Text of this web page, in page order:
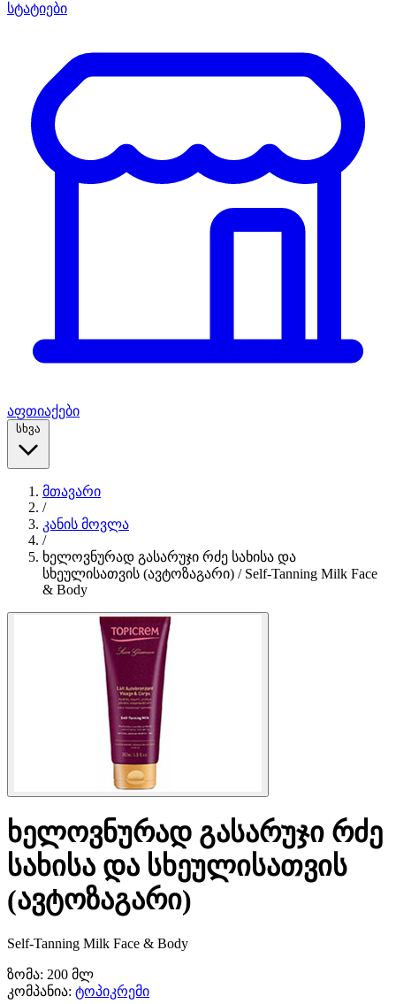
სტატიები
აფთიაქები
სხვა
მთავარი
/
კანის მოვლა
/
ხელოვნურად გასარუჯი რძე სახისა და
სხეულისათვის (ავტოზაგარი) / Self-Tanning Milk Face
& Body
ხელოვნურად გასარუჯი რძე
სახისა და სხეულისათვის
(ავტოზაგარი)
Self-Tanning Milk Face & Body
ზომა: 200 მლ
კომპანია: ტოპიკრემი